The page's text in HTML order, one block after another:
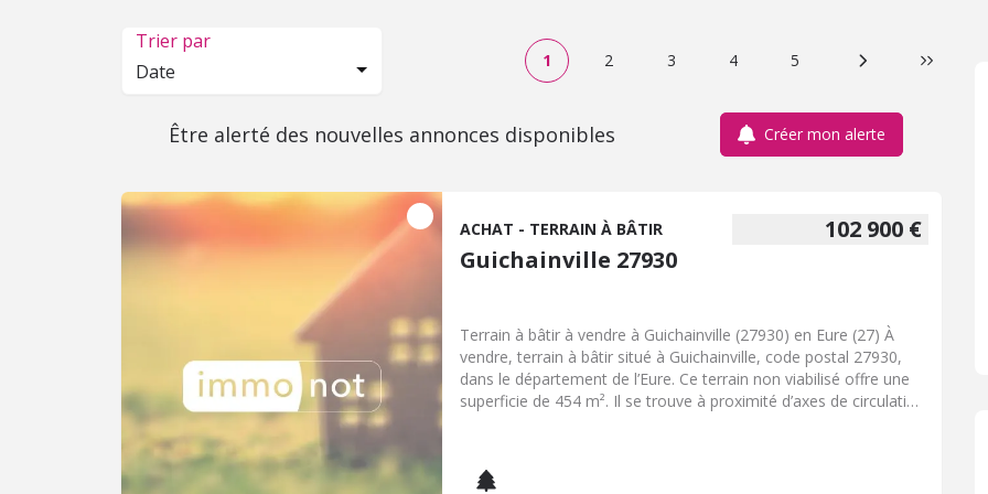
Trier par
Date
1 2 3 4 5 Page suivanteDernière
Être alerté des nouvelles annonces disponibles Créer mon alerte
102 900 €
ACHAT - TERRAIN À BÂTIR
Guichainville 27930
Terrain à bâtir à vendre à Guichainville (27930) en Eure (27) À
vendre, terrain à bâtir situé à Guichainville, code postal 27930,
dans le département de l’Eure. Ce terrain non viabilisé offre une
superficie de 454 m². Il se trouve à proximité d’axes de circulation
d’eau, d’électricité et d’assainissement sont situés en bordure de
propriété. Le terrain bénéficie d’un emplacement permettant